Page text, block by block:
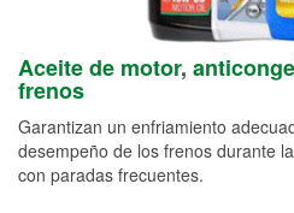
Aceite de motor,
frenos
Garantizan un enfriamiento
desempeño de los frenos durante
con paradas frecuentes.